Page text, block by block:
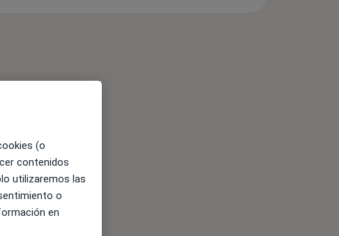
(o
contenidos
utilizaremos las
o
en